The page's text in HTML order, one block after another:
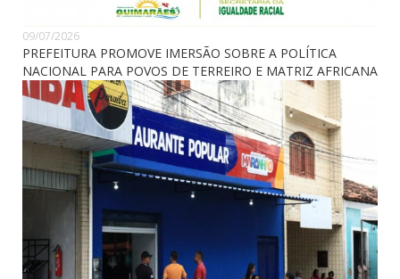
09/07/2026
PREFEITURA PROMOVE IMERSÃO SOBRE A POLÍTICA
NACIONAL PARA POVOS DE TERREIRO E MATRIZ AFRICANA